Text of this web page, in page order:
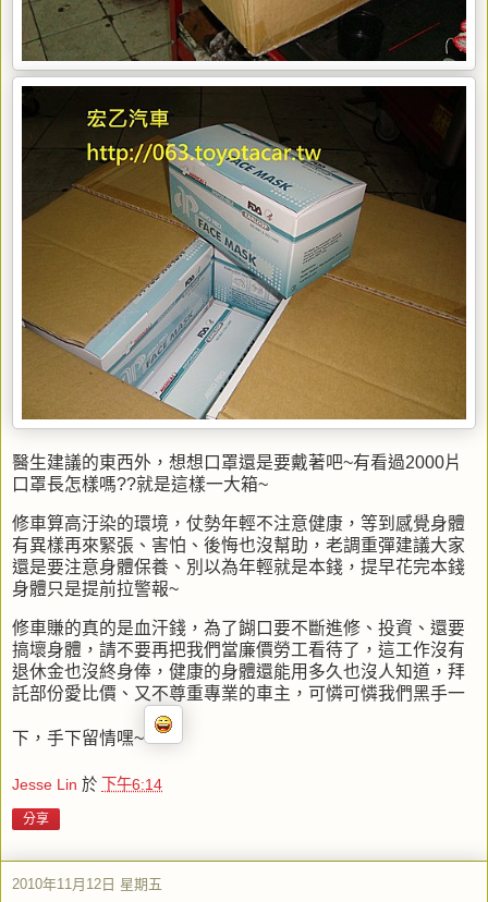
醫生建議的東西外，想想口罩還是要戴著吧~有看過2000片
口罩長怎樣嗎??就是這樣一大箱~
修車算高汙染的環境，仗勢年輕不注意健康，等到感覺身體
有異樣再來緊張、害怕、後悔也沒幫助，老調重彈建議大家
還是要注意身體保養、別以為年輕就是本錢，提早花完本錢
身體只是提前拉警報~
修車賺的真的是血汗錢，為了餬口要不斷進修、投資、還要
搞壞身體，請不要再把我們當廉價勞工看待了，這工作沒有
退休金也沒終身俸，健康的身體還能用多久也沒人知道，拜
託部份愛比價、又不尊重專業的車主，可憐可憐我們黑手一
下，手下留情嘿~
Jesse Lin 於 下午6:14
分享
2010年11月12日 星期五